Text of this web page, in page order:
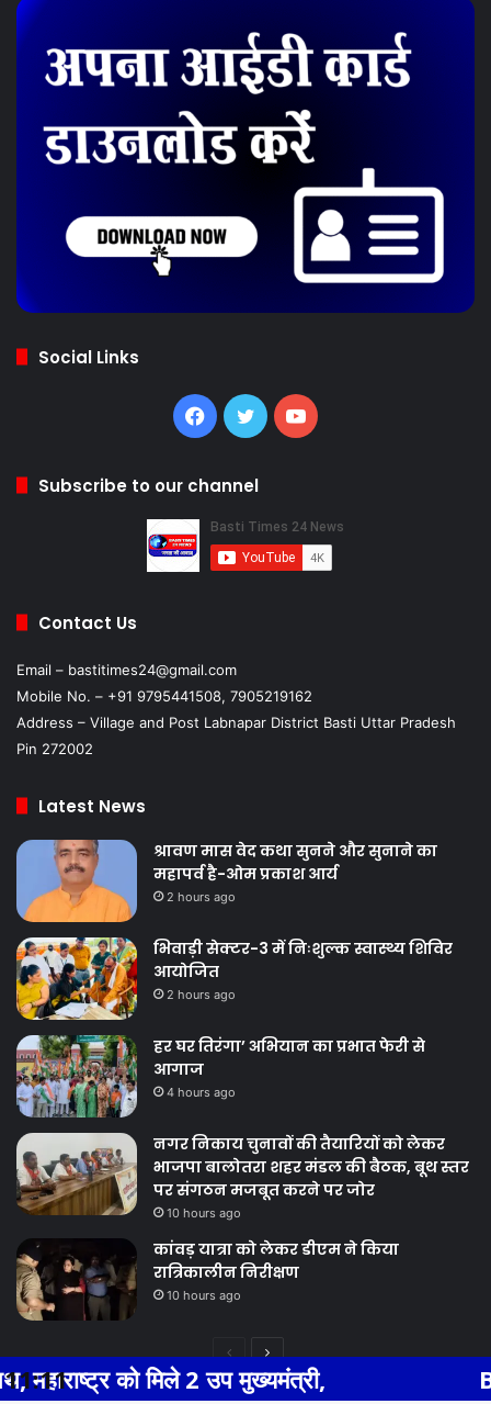
Social Links
Facebook
TwitterYouTube
Subscribe to our channel
Contact Us
Email – bastitimes24@gmail.com
Mobile No. – +91 9795441508, 7905219162
Address – Village and Post Labnapar District Basti Uttar Pradesh
Pin 272002
Latest News
श्रावण मास वेद कथा सुनने और सुनाने का
महापर्व है-ओम प्रकाश आर्य
2 hours ago
भिवाड़ी सेक्टर-3 में निःशुल्क स्वास्थ्य शिविर
आयोजित
2 hours ago
हर घर तिरंगा’ अभियान का प्रभात फेरी से
आगाज
4 hours ago
नगर निकाय चुनावों की तैयारियों को लेकर
भाजपा बालोतरा शहर मंडल की बैठक, बूथ स्तर
पर संगठन मजबूत करने पर जोर
10 hours ago
कांवड़ यात्रा को लेकर डीएम ने किया
रात्रिकालीन निरीक्षण
10 hours ago
Previous
page
Next
page
Facebook Twitter WhatsApp Telegram
2 उप मुख्यमंत्री, BHIWADI
11:11